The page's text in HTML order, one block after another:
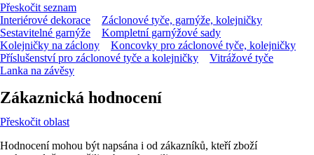
Přeskočit seznam
Interiérové dekorace
Záclonové tyče, garnýže, kolejničky
Sestavitelné garnýže
Kompletní garnýžové sady
Kolejničky na záclony
Koncovky pro záclonové tyče, kolejničky
Příslušenství pro záclonové tyče a kolejničky
Vitrážové tyče
Lanka na závěsy
Zákaznická hodnocení
Přeskočit oblast
Hodnocení mohou být napsána i od zákazníků, kteří zboží